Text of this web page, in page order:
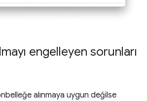
engelleyen sorunları
alınmaya uygun değilse